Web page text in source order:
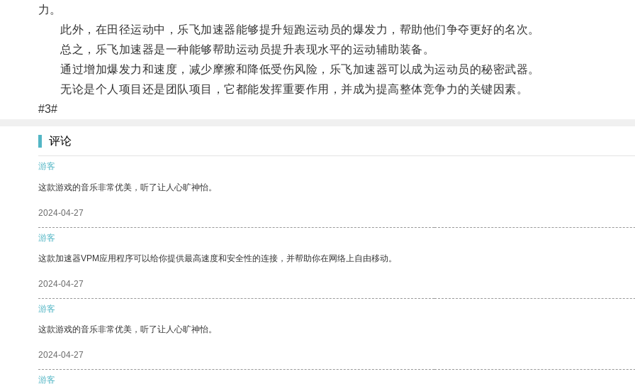
力。
此外，在田径运动中，乐飞加速器能够提升短跑运动员的爆发力，帮助他们争夺更好的名次。
总之，乐飞加速器是一种能够帮助运动员提升表现水平的运动辅助装备。
通过增加爆发力和速度，减少摩擦和降低受伤风险，乐飞加速器可以成为运动员的秘密武器。
无论是个人项目还是团队项目，它都能发挥重要作用，并成为提高整体竞争力的关键因素。
#3#
评论
游客
这款游戏的音乐非常优美，听了让人心旷神怡。
2024-04-27
游客
这款加速器VPM应用程序可以给你提供最高速度和安全性的连接，并帮助你在网络上自由移动。
2024-04-27
游客
这款游戏的音乐非常优美，听了让人心旷神怡。
2024-04-27
游客